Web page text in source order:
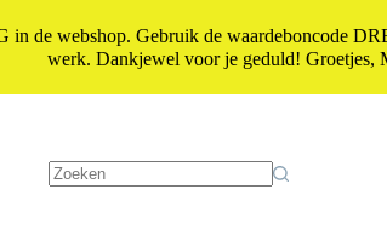
webshop. Gebruik de waardeboncode
werk. Dankjewel voor je geduld! Groetjes,